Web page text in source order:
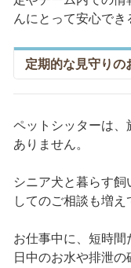
んにとって安心でき
定期的な見守りの
ペットシッターは、
ありません。
シニア犬と暮らす
してのご相談も増え
お仕事中に、短時
日中のお水や排泄